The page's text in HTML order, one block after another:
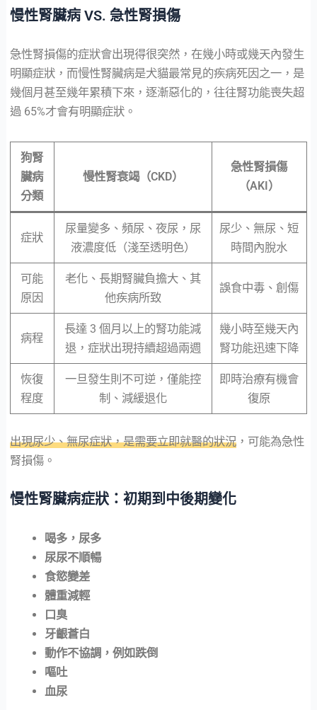
慢性腎臟病 VS. 急性腎損傷
急性腎損傷的症狀會出現得很突然，在幾小時或幾天內發生
明顯症狀，而慢性腎臟病是犬貓最常見的疾病死因之一，是
幾個月甚至幾年累積下來，逐漸惡化的，往往腎功能喪失超
過 65%才會有明顯症狀。
狗腎
臟病
分類
慢性腎衰竭（CKD）
急性腎損傷
（AKI）
症狀
尿量變多、頻尿、夜尿，尿
液濃度低（淺至透明色）
尿少、無尿、短
時間內脫水
可能
原因
老化、長期腎臟負擔大、其
他疾病所致
誤食中毒、創傷
病程
長達 3 個月以上的腎功能減
退，症狀出現持續超過兩週
幾小時至幾天內
腎功能迅速下降
恢復
程度
一旦發生則不可逆，僅能控
制、減緩退化
即時治療有機會
復原
出現尿少、無尿症狀，是需要立即就醫的狀況，可能為急性
腎損傷。
慢性腎臟病症狀：初期到中後期變化
喝多，尿多
尿尿不順暢
食慾變差
體重減輕
口臭
牙齦蒼白
動作不協調，例如跌倒
嘔吐
血尿